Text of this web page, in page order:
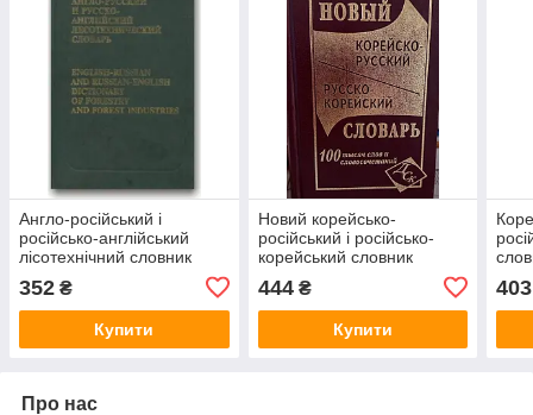
Англо-російський і
російсько-англійський
лісотехнічний словник
352 ₴
Купити
Новий корейсько-
російський і російсько-
корейський словник
444₴
Купити
403
Про нас